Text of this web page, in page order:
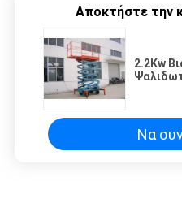
Αποκτήστε την
2.2Kw
Να